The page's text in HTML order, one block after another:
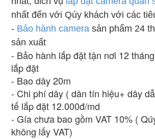
nhất đến với Qúy khách với các
- Bảo hành camera sản phẩm 24
sản xuất
- Bảo hành lắp đặt tận nơi 12
lắp đặt
- Bao dây 20m
- Chi phí dây ( dân tín hiệu+ dây
tế lắp đặt 12.000đ/md
- Gía chưa bao gồm VAT 10% (
không lấy VAT)